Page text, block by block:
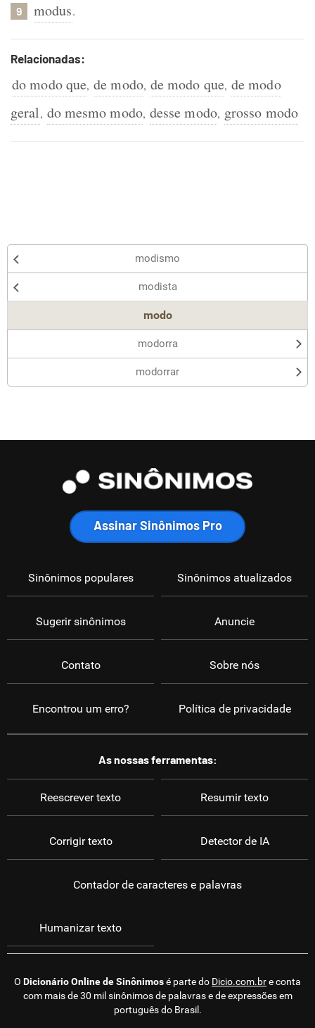
9 modus.
Relacionadas:
do modo que, de modo, de modo que, de modo
geral, do mesmo modo, desse modo, grosso modo
modismo
modista
modo
modorra
modorrar
Sinônimos populares
Anuncie
Encontrou um erro?
Sugerir sinônimos
Contato
Política de privacidade
Sinônimos atualizados
Sobre nós
Assinar Sinônimos Pro
As nossas ferramentas:
Reescrever texto
Corrigir texto
Contador de caracteres e palavras
Resumir texto
Detector de IA
Humanizar texto
O Dicionário Online de Sinônimosé parte do Dicio.com.bre conta
com mais de 30 mil sinônimos de palavras e de expressões em
português do Brasil.